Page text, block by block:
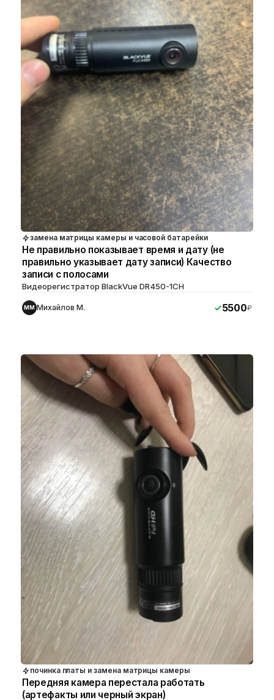
замена матрицы камеры и часовой батарейки
Не правильно показывает время и дату (не
правильно указывает дату записи) Качество
записи с полосами
Видеорегистратор BlackVue DR450-1CH
ММ Михайлов М. 5500₽
починка платы и замена матрицы камеры
Передняя камера перестала работать
(артефакты или черный экран)